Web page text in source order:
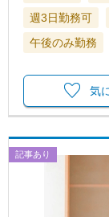
週3日勤務可
午後のみ勤務
気
記事あり